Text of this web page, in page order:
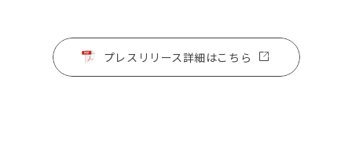
プレスリリース詳細はこちら